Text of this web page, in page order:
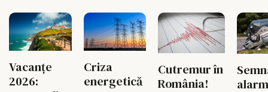
Vacanțe
2026:
Criza
energetică
Cutremur în
România!